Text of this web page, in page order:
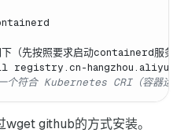
（先按照要求启动containerd服务
符合 Kubernetes CRI（容器运行时
github的方式安装。